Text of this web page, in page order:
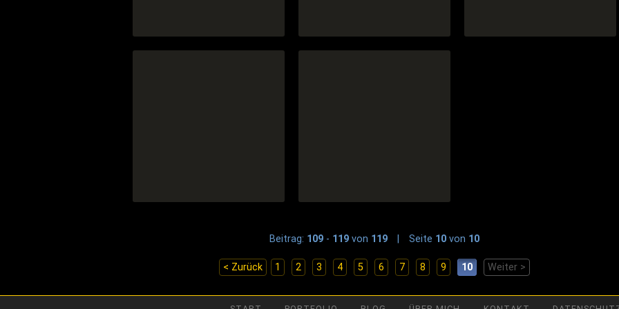
Beitrag: 109 - 119 von 119 Seite 10 von 10
< Zurück 1 2 3 4 5 6 7 8 9 10 Weiter >